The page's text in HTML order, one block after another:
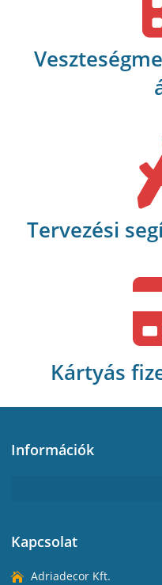
Tervezési
Kártyás
Információk
Kapcsolat
Adriadecor Kft.